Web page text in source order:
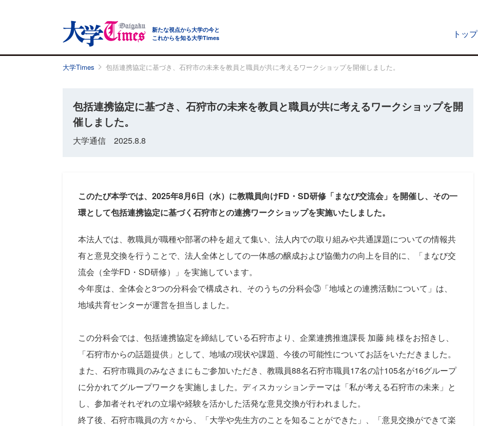
新たな視点から大学の今と
これからを知る大学Times
トップ
大学Times 包括連携協定に基づき、石狩市の未来を教員と職員が共に考えるワークショップを開催しました。
包括連携協定に基づき、石狩市の未来を教員と職員が共に考えるワークショップを開
催しました。
大学通信 2025.8.8
このたび本学では、2025年8月6日（水）に教職員向けFD・SD研修「まなび交流会」を開催し、その一
環として包括連携協定に基づく石狩市との連携ワークショップを実施いたしました。
本法人では、教職員が職種や部署の枠を超えて集い、法人内での取り組みや共通課題についての情報共
有と意見交換を行うことで、法人全体としての一体感の醸成および協働力の向上を目的に、「まなび交
流会（全学FD・SD研修）」を実施しています。
今年度は、全体会と3つの分科会で構成され、そのうちの分科会③「地域との連携活動について」は、
地域共育センターが運営を担当しました。
この分科会では、包括連携協定を締結している石狩市より、企業連携推進課長 加藤 純 様をお招きし、
「石狩市からの話題提供」として、地域の現状や課題、今後の可能性についてお話をいただきました。
また、石狩市職員のみなさまにもご参加いただき、教職員88名石狩市職員17名の計105名が16グループ
に分かれてグループワークを実施しました。ディスカッションテーマは「私が考える石狩市の未来」と
し、参加者それぞれの立場や経験を活かした活発な意見交換が行われました。
終了後、石狩市職員の方々から、「大学や先生方のことを知ることができた」、「意見交換ができて楽